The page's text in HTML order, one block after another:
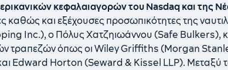
κεφαλαιαγορών του Nasdaq και της
καθώς και εξέχουσες προσωπικότητες της
Inc.), ο Πόλυς Χατζηιωάννου (Safe Bulkers),
τραπεζών όπως οι Wiley Griffiths (Morgan
Edward Horton (Seward & Kissel LLP). Μεταξύ